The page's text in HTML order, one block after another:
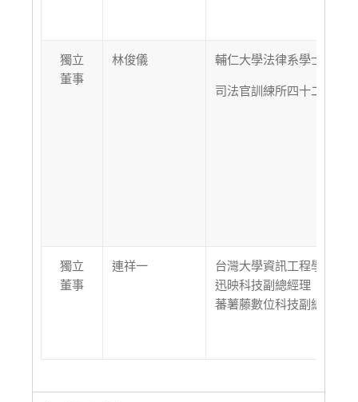
獨立
董事
林俊儀
輔仁大學法律系學士
司法官訓練所四十二期結
獨立
董事
連祥一
台灣大學資訊工程學研究
迅映科技副總經理
蕃薯藤數位科技副總經理